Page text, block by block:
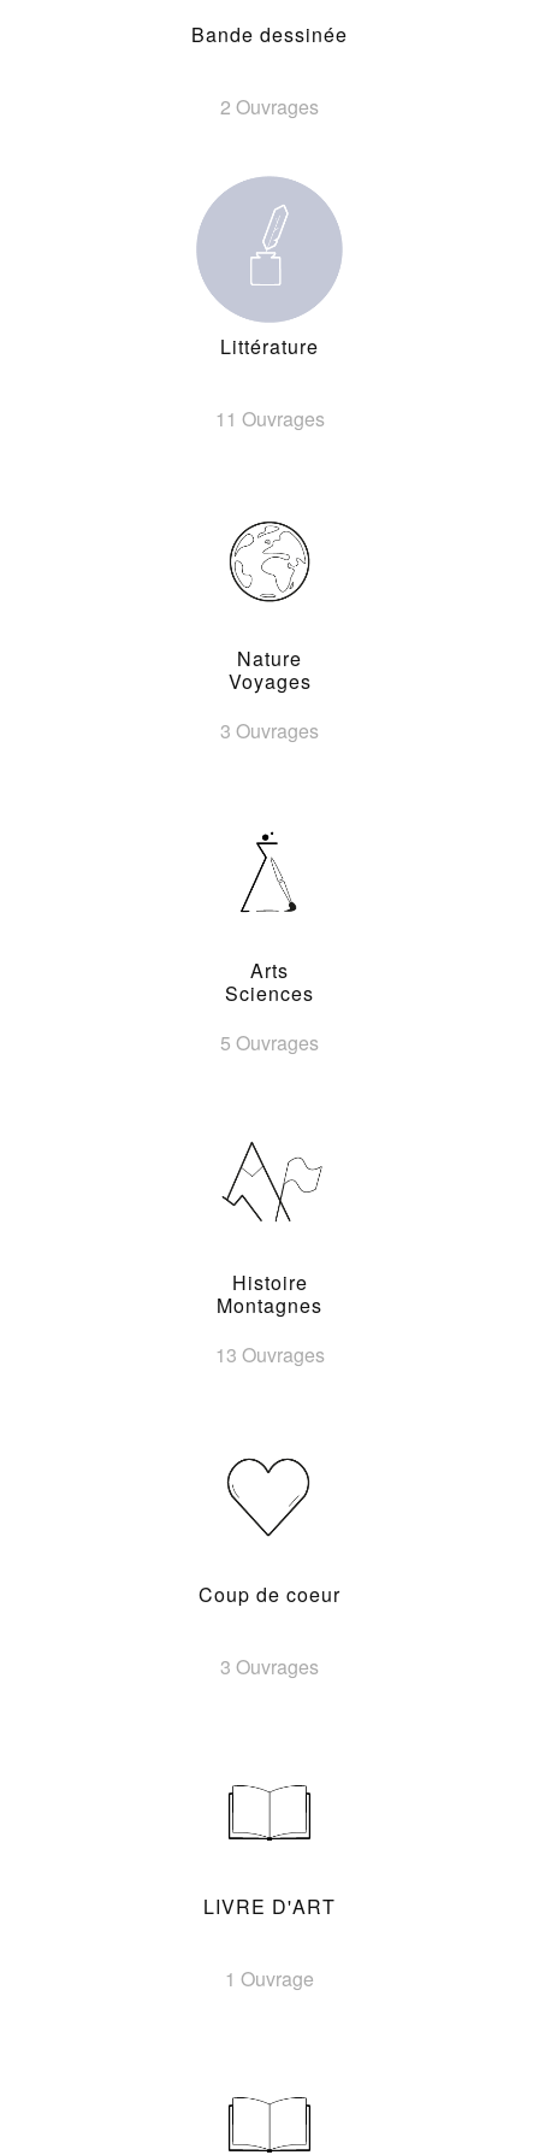
Bande dessinée
2 Ouvrages
Littérature
11 Ouvrages
Nature
Voyages
3 Ouvrages
Arts
Sciences
5 Ouvrages
Histoire
Montagnes
13 Ouvrages
Coup de coeur
3 Ouvrages
LIVRE D'ART
1 Ouvrage